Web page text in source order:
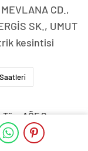
CD.,
SK., UMUT
kesintisi
Saatleri
Tüm AÖF Sınav
Canlı Açıköğretim